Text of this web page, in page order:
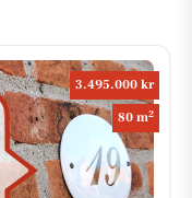
3.495.000 kr
80 m2